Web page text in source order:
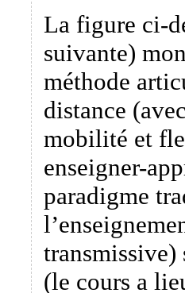
La figure ci-
suivante)
méthode
distance
mobilité et
enseigner-
paradigme
transmissive)
(le cours a